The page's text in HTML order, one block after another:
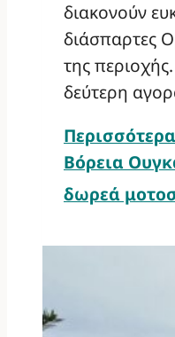
διακονούν
διάσπαρτες
της
δεύτερη
Περισσότερα
Βόρεια
δωρεά